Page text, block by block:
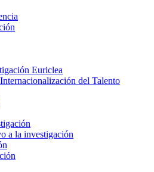
Euriclea
del Talento
a la investigación